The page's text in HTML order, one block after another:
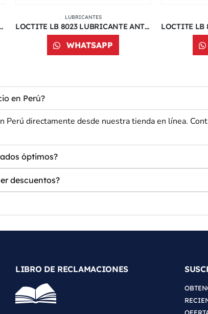
1 lb | 51606 | IDH 209758
LUBRICANTES
LOCTITE LB 8023 LUBRICANTE ANTIAGARROTAMIENTO 7 G | 00634 | IDH 1999556
WHATSAPP
en Perú?
directamente desde nuestra tienda en línea.
óptimos?
descuentos?
LIBRO DE RECLAMACIONES